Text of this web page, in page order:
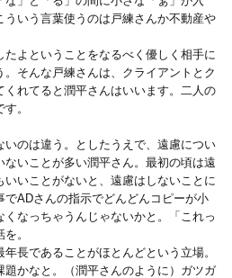
ういう言葉使うのは戸練さんか不動産や
よということをなるべく優しく相手に
そんな戸練さんは、クライアントとク
くれてると潤平さんはいいます。二人の
。
のは違う。としたうえで、遠慮につい
いことが多い潤平さん。最初の頃は遠
いことがないと、遠慮はしないことに
でADさんの指示でどんどんコピーが小
なっちゃうんじゃないかと。「これっ
。
長であることがほとんどという立場。
題かなと。（潤平さんのように）ガツガ